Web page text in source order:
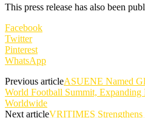
This press release has also been
Facebook
Twitter
Pinterest
WhatsApp
Previous articleASUENE Named
World Football Summit, Expanding
Worldwide
Next articleVRITIMES